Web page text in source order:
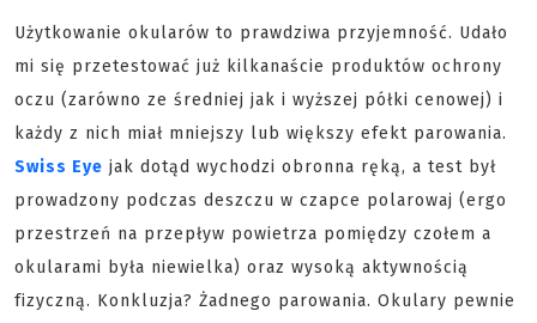
Użytkowanie okularów to prawdziwa przyjemność. Udało
mi się przetestować już kilkanaście produktów ochrony
oczu (zarówno ze średniej jak i wyższej półki cenowej) i
każdy z nich miał mniejszy lub większy efekt parowania.
Swiss Eye jak dotąd wychodzi obronna ręką, a test był
prowadzony podczas deszczu w czapce polarowaj (ergo
przestrzeń na przepływ powietrza pomiędzy czołem a
okularami była niewielka) oraz wysoką aktywnością
fizyczną. Konkluzja? Żadnego parowania. Okulary pewnie